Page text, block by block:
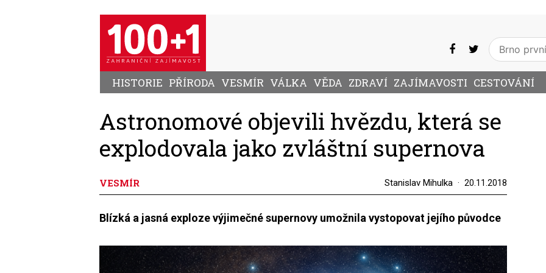
HISTORIE PŘÍRODA VESMÍR VÁLKA VĚDA ZDRAVÍ ZAJÍMAVOSTI CESTOVÁNÍ
Astronomové objevili hvězdu, která se
explodovala jako zvláštní supernova
VESMÍR Stanislav Mihulka 20.11.2018
Blízká a jasná exploze výjimečné supernovy umožnila vystopovat jejího původce